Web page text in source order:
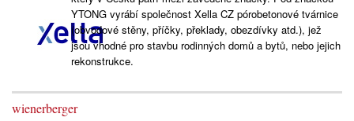
YTONG vyrábí společnost Xella CZ pórobetonové tvárnice
(obvodové stěny, příčky, překlady, obezdívky atd.), jež
jsou vhodné pro stavbu rodinných domů a bytů, nebo jejich
rekonstrukce.
wienerberger